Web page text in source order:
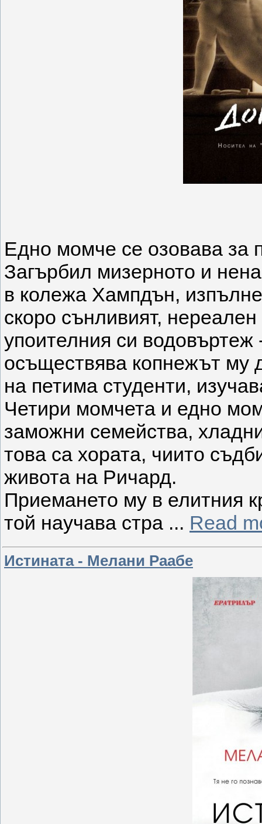
Едно момче се озовава за
Загърбил мизерното и
в колежа Хампдън,
скоро сънливият,
упоителния си водовъртеж
осъществява копнежът му
на петима студенти,
Четири момчета и едно
заможни семейства,
това са хората, чиито
живота на Ричард.
Приемането му в елитния
той научава стра ... Read
Истината - Мелани Раабе